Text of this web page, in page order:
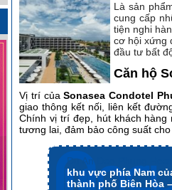
Là sản
cung cấp
tiện nghi
cơ hội xứng
đầu tư bất
Căn hộ
Vị trí củaSonasea Condotel
giao thông kết nối, liên kết
Chính vị trí đẹp, hút khách
tương lai, đảm bảo công suất
Du An Dao Phung
khu vực phía Nam
thành phố Biên Hòa